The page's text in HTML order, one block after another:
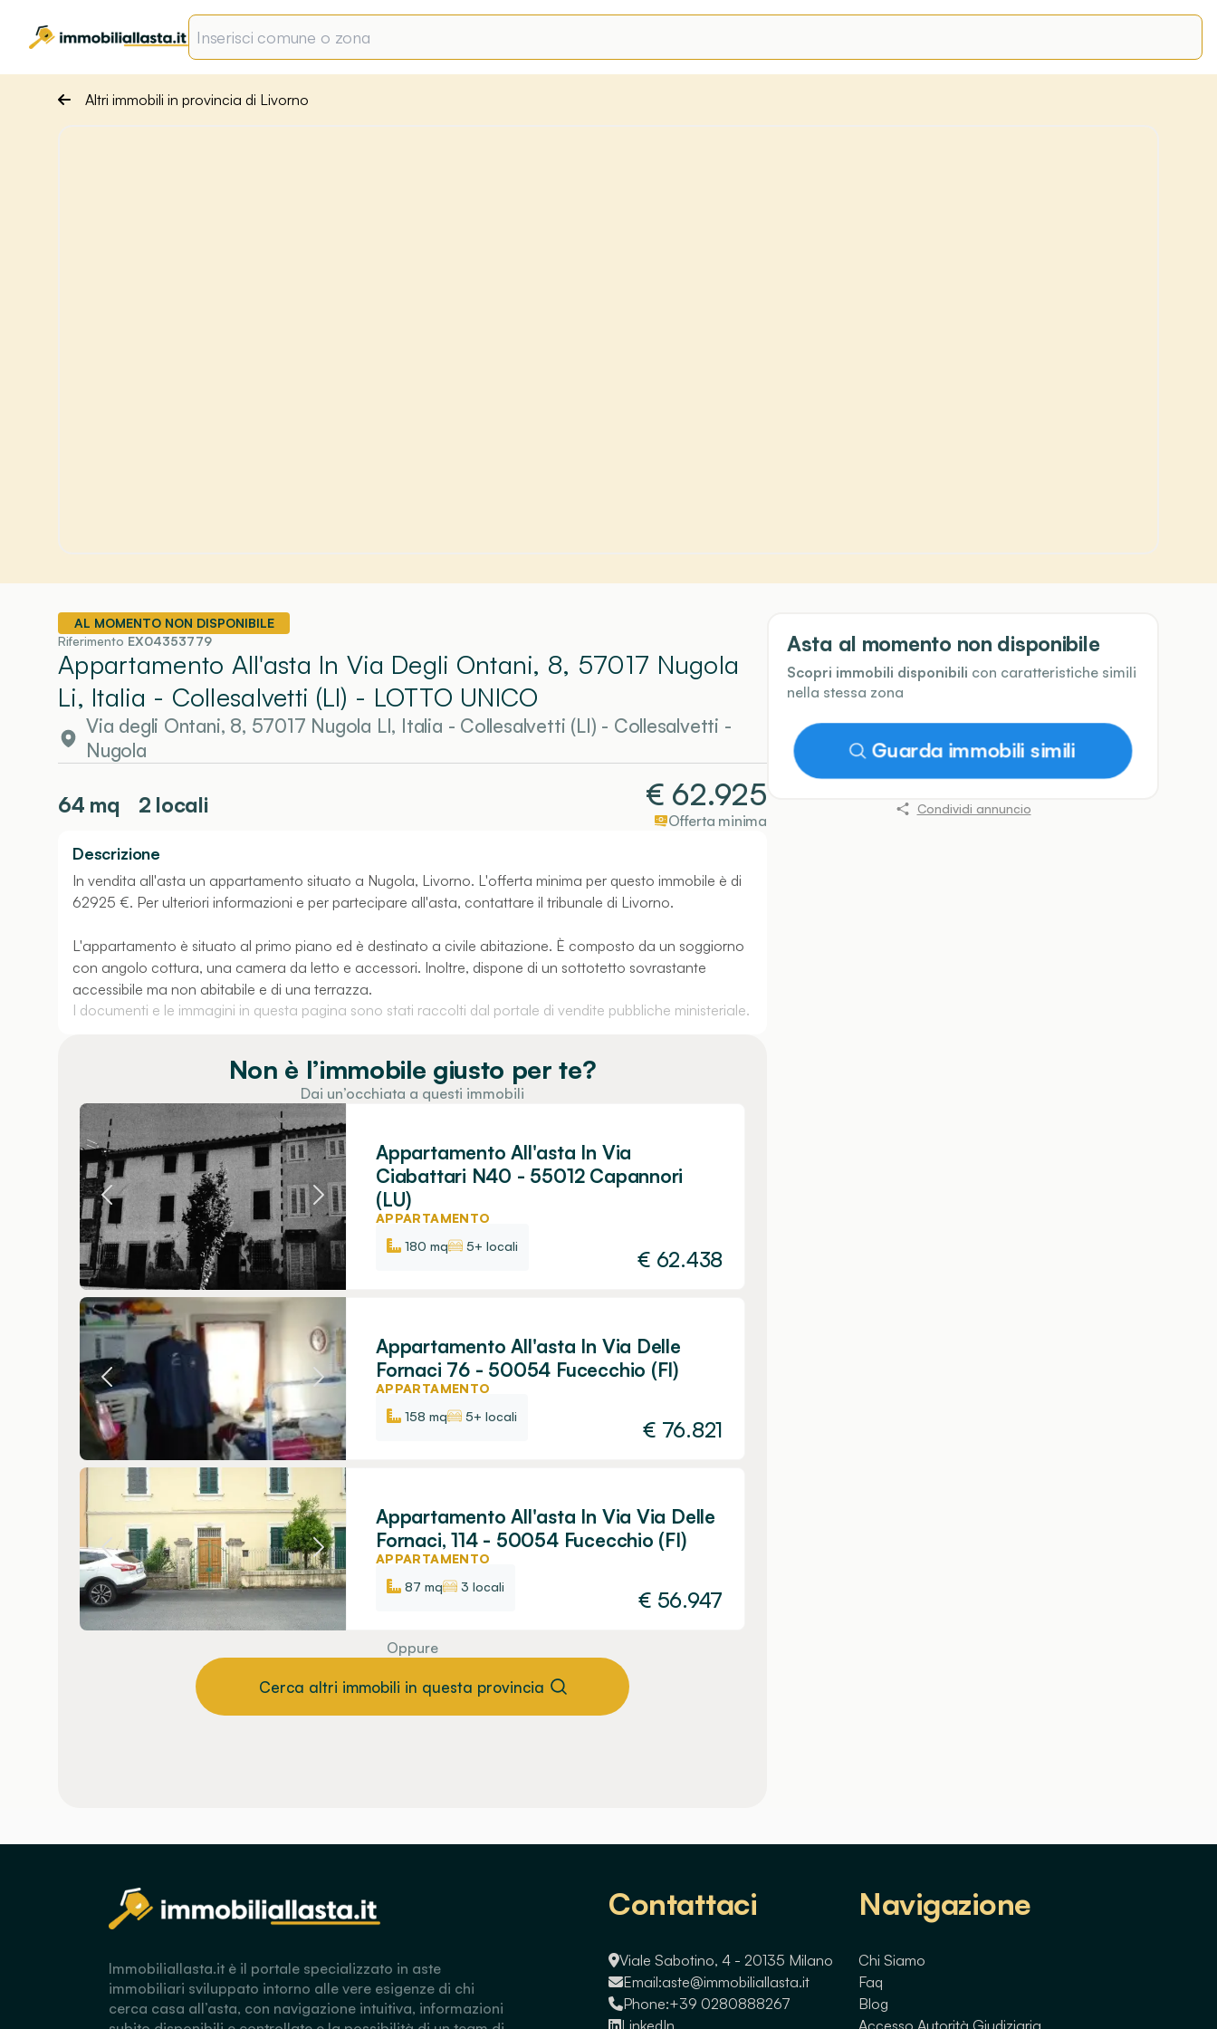
Altri immobili in provincia di Livorno
AL MOMENTO NON DISPONIBILE
Riferimento EX04353779
Appartamento All'asta In Via Degli Ontani, 8, 57017 Nugola
Li, Italia - Collesalvetti (LI) - LOTTO UNICO
Via degli Ontani, 8, 57017 Nugola LI, Italia - Collesalvetti (LI) - Collesalvetti -
Nugola
64 mq 2 locali € 62.925
Offerta minima
Descrizione
In vendita all'asta un appartamento situato a Nugola, Livorno. L'offerta minima per questo immobile è di
62925 €. Per ulteriori informazioni e per partecipare all'asta, contattare il tribunale di Livorno.
L'appartamento è situato al primo piano ed è destinato a civile abitazione. È composto da un soggiorno
con angolo cottura, una camera da letto e accessori. Inoltre, dispone di un sottotetto sovrastante
accessibile ma non abitabile e di una terrazza.
I documenti e le immagini in questa pagina sono stati raccolti dal portale di vendite pubbliche ministeriale.
Non è l’immobile giusto per te?
Dai un’occhiata a questi immobili
Appartamento All'asta In Via
Ciabattari N40 - 55012 Capannori
(LU)
APPARTAMENTO
180 mq
5+ locali
€ 62.438
Appartamento All'asta In Via Delle
Fornaci 76 - 50054 Fucecchio (FI)
APPARTAMENTO
158 mq
5+ locali
€ 76.821
Appartamento All'asta In Via Via Delle
Fornaci, 114 - 50054 Fucecchio (FI)
APPARTAMENTO
87 mq
3 locali
€ 56.947
Oppure
Cerca altri immobili in questa provincia
Asta al momento non disponibile
Scopri immobili disponibili con caratteristiche simili
nella stessa zona
Guarda immobili simili
Condividi annuncio
Immobiliallasta.it è il portale specializzato in aste
immobiliari sviluppato intorno alle vere esigenze di chi
cerca casa all’asta, con navigazione intuitiva, informazioni
Contattaci
Viale Sabotino, 4 - 20135 Milano
Email:aste@immobiliallasta.it
Phone:+39 0280888267
LinkedIn
Navigazione
Chi Siamo
Faq
Blog
Accesso Autorità Giudiziaria